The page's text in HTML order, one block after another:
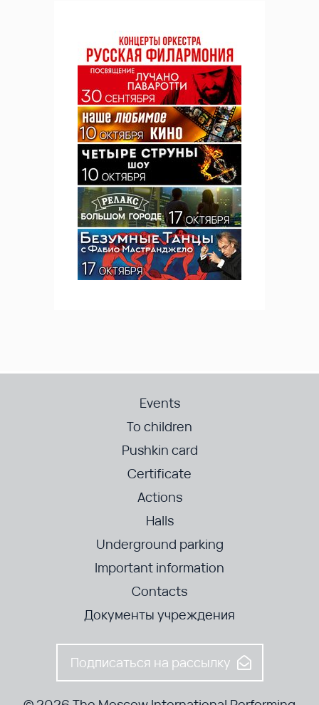
Events
To children
Pushkin card
Certificate
Actions
Halls
Underground parking
Important information
Contacts
Документы учреждения
Подписаться на рассылку